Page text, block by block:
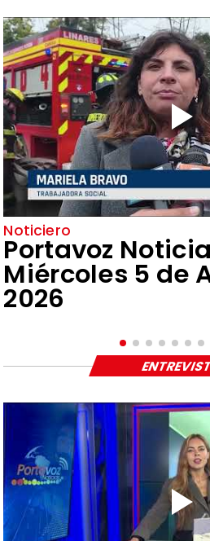
Noticiero
Portavoz
Miércoles 5 de
2026